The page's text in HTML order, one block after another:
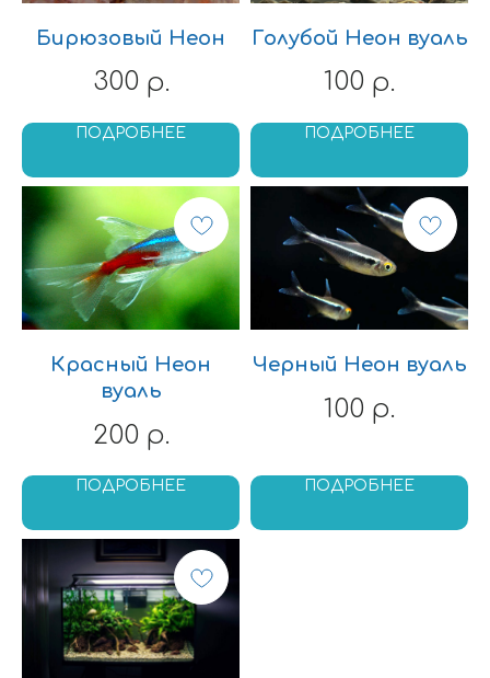
Бирюзовый Неон
300 р.
ПОДРОБНЕЕ
Голубой Неон вуаль
100 р.
ПОДРОБНЕЕ
Красный Неон
вуаль
200 р.
ПОДРОБНЕЕ
Черный Неон вуаль
100 р.
ПОДРОБНЕЕ